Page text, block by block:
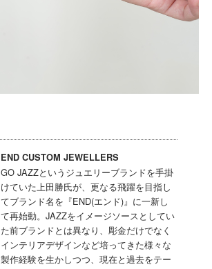
END CUSTOM JEWELLERS
GO JAZZというジュエリーブランドを手掛
けていた上田勝氏が、更なる飛躍を目指し
てブランド名を『END(エンド)』に一新し
て再始動。JAZZをイメージソースとしてい
た前ブランドとは異なり、彫金だけでなく
インテリアデザインなど培ってきた様々な
製作経験を生かしつつ、現在と過去をテー